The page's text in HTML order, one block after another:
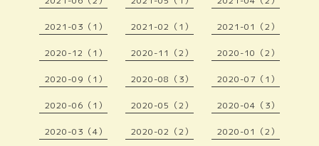
2021-03（1） 2021-02（1） 2021-01（2）
2020-12（1） 2020-11（2） 2020-10（2）
2020-09（1） 2020-08（3） 2020-07（1）
2020-06（1） 2020-05（2） 2020-04（3）
2020-03（4） 2020-02（2） 2020-01（2）